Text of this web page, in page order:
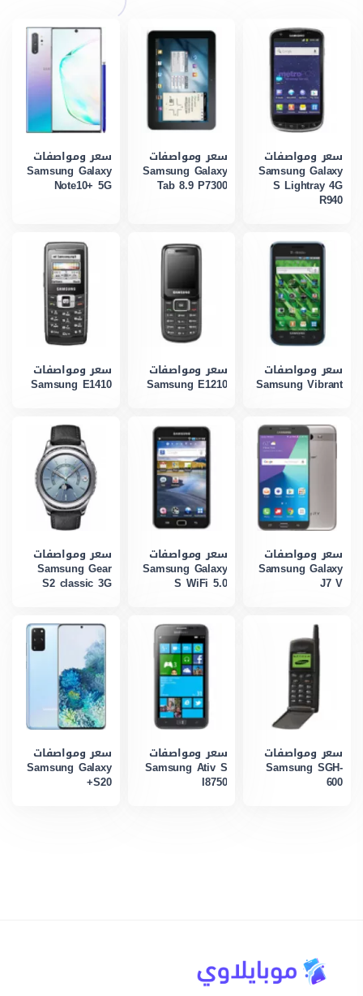
سعر ومواصفات
Samsung Galaxy
S Lightray 4G
R940
سعر ومواصفات
Samsung Galaxy
Tab 8.9 P7300
سعر ومواصفات
Samsung Galaxy
Note10+ 5G
سعر ومواصفات
Samsung Vibrant
سعر ومواصفات
Samsung E1210
سعر ومواصفات
Samsung E1410
سعر ومواصفات
Samsung Galaxy
J7 V
سعر ومواصفات
Samsung Galaxy
S WiFi 5.0
سعر ومواصفات
Samsung Gear
S2 classic 3G
سعر ومواصفات
Samsung SGH-
600
سعر ومواصفات
Samsung Ativ S
I8750
سعر ومواصفات
Samsung Galaxy
S20+